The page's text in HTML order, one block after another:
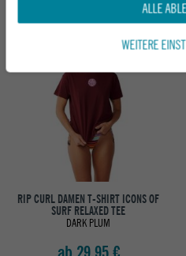
Neu
RIP CURL DAMEN T-SHIRT ICONS OF
SURF RELAXED TEE
DARK PLUM
ALLE
WEITERE